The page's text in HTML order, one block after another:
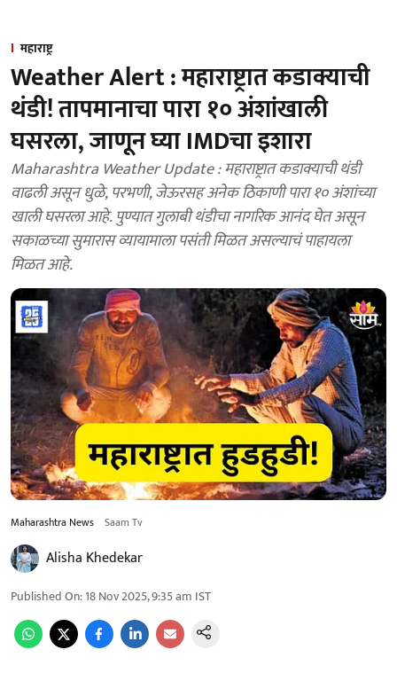
महाराष्ट्र
Weather Alert : महाराष्ट्रात कडाक्याची
थंडी! तापमानाचा पारा १० अंशांखाली
घसरला, जाणून घ्या IMDचा इशारा
Maharashtra Weather Update : महाराष्ट्रात कडाक्याची थंडी
वाढली असून धुळे, परभणी, जेऊरसह अनेक ठिकाणी पारा १० अंशांच्या
खाली घसरला आहे. पुण्यात गुलाबी थंडीचा नागरिक आनंद घेत असून
सकाळच्या सुमारास व्यायामाला पसंती मिळत असल्याचं पाहायला
मिळत आहे.
Maharashtra News Saam Tv
Alisha Khedekar
Published On:18 Nov 2025, 9:35 am IST